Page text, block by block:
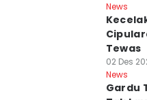
News
Tewas
02 Des
News
Gardu